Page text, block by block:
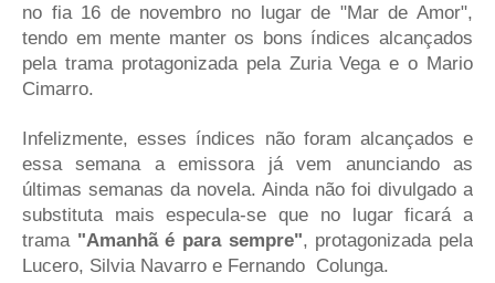
no fia 16 de novembro no lugar de "Mar de Amor",
tendo em mente manter os bons índices alcançados
pela trama protagonizada pela Zuria Vega e o Mario
Cimarro.
Infelizmente, esses índices não foram alcançados e
essa semana a emissora já vem anunciando as
últimas semanas da novela. Ainda não foi divulgado a
substituta mais especula-se que no lugar ficará a
trama "Amanhã é para sempre", protagonizada pela
Lucero, Silvia Navarro e Fernando Colunga.